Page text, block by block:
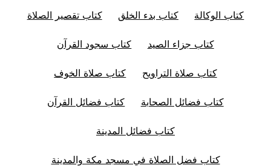
كتاب الوكالة كتاب بدء الخلق كتاب تقصير الصلاة
كتاب جزاء الصيد كتاب سجود القرآن
كتاب صلاة التراويح كتاب صلاة الخوف
كتاب فضائل الصحابة كتاب فضائل القرآن
كتاب فضائل المدينة
كتاب فضل الصلاة في مسجد مكة والمدينة